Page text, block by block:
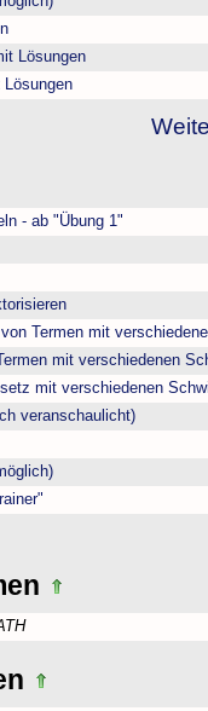
Lösungen
Lösungen
- ab "Übung 1"
Termen mit
mit verschiedenen
mit verschiedenen
veranschaulicht)